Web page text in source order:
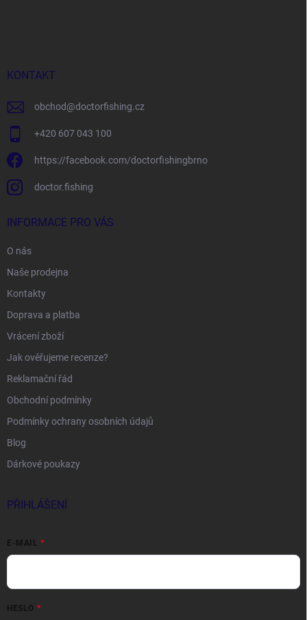
KONTAKT
obchod@doctorfishing.cz
+420 607 043 100
https://facebook.com/doctorfishingbrno
doctor.fishing
INFORMACE PRO VÁS
O nás
Naše prodejna
Kontakty
Doprava a platba
Vrácení zboží
Jak ověřujeme recenze?
Reklamační řád
Obchodní podmínky
Podmínky ochrany osobních údajů
Blog
Dárkové poukazy
PŘIHLÁŠENÍ
E-MAIL
HESLO